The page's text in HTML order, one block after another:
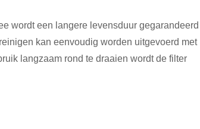
wordt een langere levensduur gegarandeerd
kan eenvoudig worden uitgevoerd met
langzaam rond te draaien wordt de filter